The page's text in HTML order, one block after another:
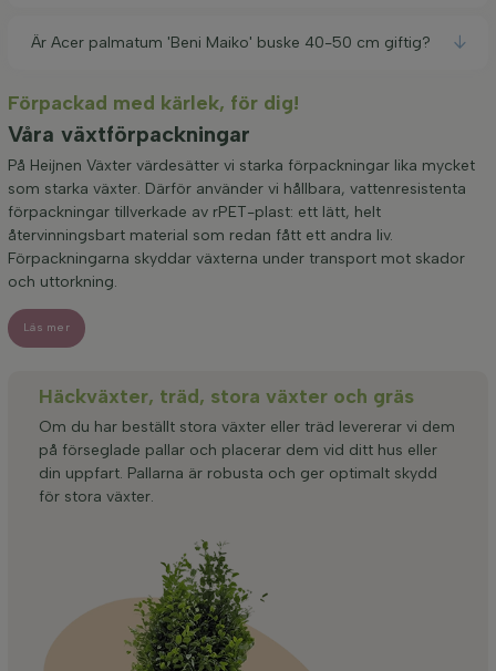
Är Acer palmatum 'Beni Maiko' buske 40-50 cm giftig?
Förpackad med kärlek, för dig!
Våra växtförpackningar
På Heijnen Växter värdesätter vi starka förpackningar lika mycket
som starka växter. Därför använder vi hållbara, vattenresistenta
förpackningar tillverkade av rPET-plast: ett lätt, helt
återvinningsbart material som redan fått ett andra liv.
Förpackningarna skyddar växterna under transport mot skador
och uttorkning.
Läs mer
Häckväxter, träd, stora växter och gräs
Om du har beställt stora växter eller träd levererar vi dem
på förseglade pallar och placerar dem vid ditt hus eller
din uppfart. Pallarna är robusta och ger optimalt skydd
för stora växter.